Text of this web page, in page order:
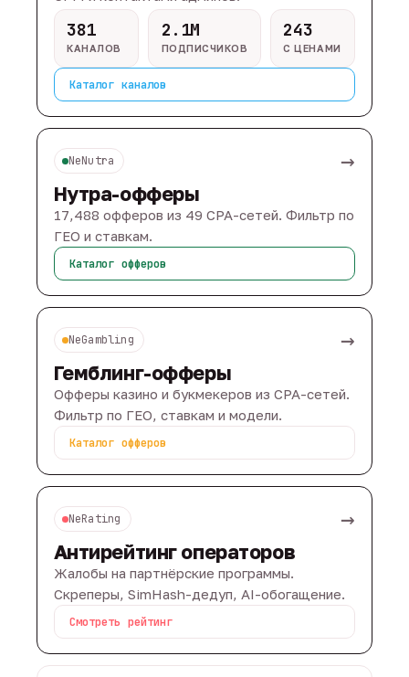
381
КАНАЛОВ
2.1M
ПОДПИСЧИКОВ
243
С ЦЕНАМИ
Каталог каналов
NeNutra →
Нутра-офферы
17,488 офферов из 49 CPA-сетей. Фильтр по
ГЕО и ставкам.
Каталог офферов
NeGambling →
Гемблинг-офферы
Офферы казино и букмекеров из CPA-сетей.
Фильтр по ГЕО, ставкам и модели.
Каталог офферов
NeRating →
Антирейтинг операторов
Жалобы на партнёрские программы.
Скреперы, SimHash-дедуп, AI-обогащение.
Смотреть рейтинг